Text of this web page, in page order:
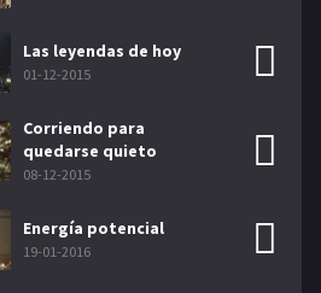
Las leyendas de hoy
01-12-2015
Corriendo para
quedarse quieto
08-12-2015
Energía potencial
19-01-2016